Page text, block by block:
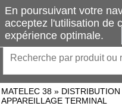
MATELEC 38 »
APPAREILLAGE TERMINAL
En poursuivant votre
acceptez l'utilisation de
expérience optimale.